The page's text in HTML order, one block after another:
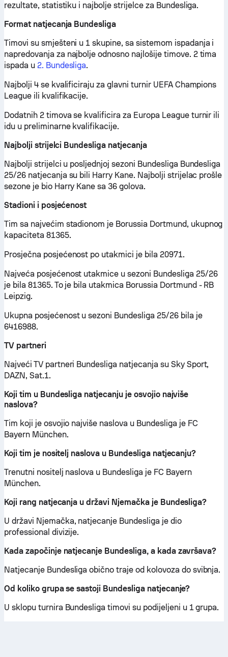
rezultate, statistiku i najbolje strijelce za Bundesliga.
Format natjecanja Bundesliga
Timovi su smješteni u 1 skupine, sa sistemom ispadanja i
napredovanja za najbolje odnosno najlošije timove. 2 tima
ispada u 2. Bundesliga.
Najbolji 4 se kvalificiraju za glavni turnir UEFA Champions
League ili kvalifikacije.
Dodatnih 2 timova se kvalificira za Europa League turnir ili
idu u preliminarne kvalifikacije.
Najbolji strijelci Bundesliga natjecanja
Najbolji strijelci u posljednjoj sezoni Bundesliga Bundesliga
25/26 natjecanja su bili Harry Kane. Najbolji strijelac prošle
sezone je bio Harry Kane sa 36 golova.
Stadioni i posjećenost
Tim sa najvećim stadionom je Borussia Dortmund, ukupnog
kapaciteta 81365.
Prosječna posjećenost po utakmici je bila 20971.
Najveća posjećenost utakmice u sezoni Bundesliga 25/26
je bila 81365. To je bila utakmica Borussia Dortmund - RB
Leipzig.
Ukupna posjećenost u sezoni Bundesliga 25/26 bila je
6416988.
TV partneri
Najveći TV partneri Bundesliga natjecanja su Sky Sport,
DAZN, Sat.1.
Koji tim u Bundesliga natjecanju je osvojio najviše
naslova?
Tim koji je osvojio najviše naslova u Bundesliga je FC
Bayern München.
Koji tim je nositelj naslova u Bundesliga natjecanju?
Trenutni nositelj naslova u Bundesliga je FC Bayern
München.
Koji rang natjecanja u državi Njemačka je Bundesliga?
U državi Njemačka, natjecanje Bundesliga je dio
professional divizije.
Kada započinje natjecanje Bundesliga, a kada završava?
Natjecanje Bundesliga obično traje od kolovoza do svibnja.
Od koliko grupa se sastoji Bundesliga natjecanje?
U sklopu turnira Bundesliga timovi su podijeljeni u 1 grupa.